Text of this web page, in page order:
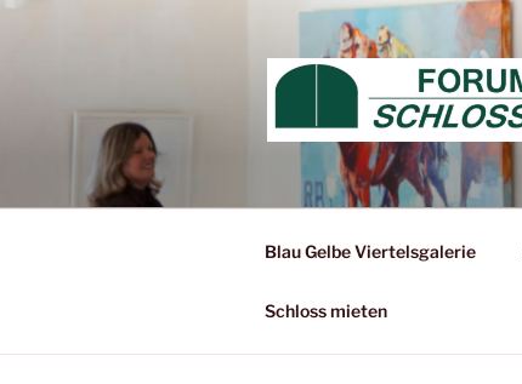
Zum
Blau Gelbe Viertelsgalerie
Schloss mieten